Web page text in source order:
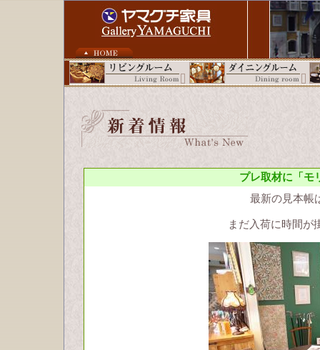
プレ取材に「モ
最新の見本帳
まだ入荷に時間が